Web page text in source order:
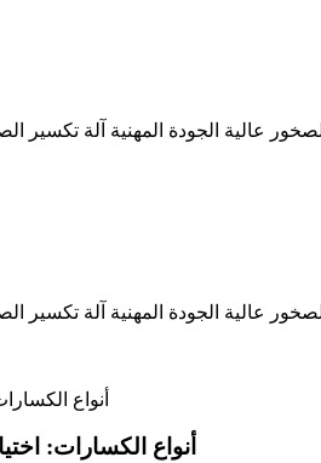
أنواع الكسارات: